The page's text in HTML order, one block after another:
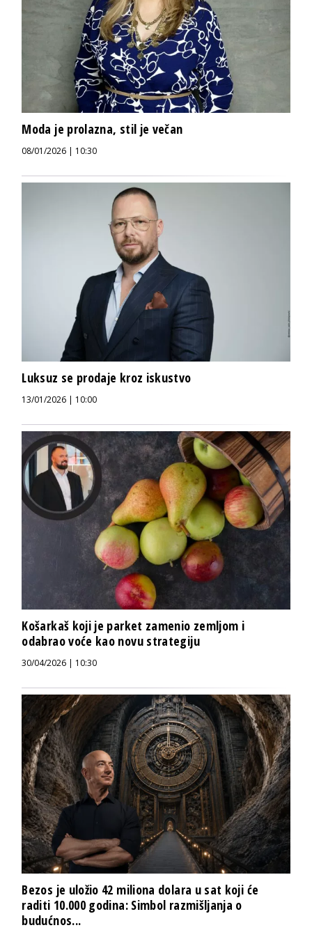
Moda je prolazna, stil je večan
08/01/2026 | 10:30
Luksuz se prodaje kroz iskustvo
13/01/2026 | 10:00
Košarkaš koji je parket zamenio zemljom i
odabrao voće kao novu strategiju
30/04/2026 | 10:30
Bezos je uložio 42 miliona dolara u sat koji će
raditi 10.000 godina: Simbol razmišljanja o
budućnos...